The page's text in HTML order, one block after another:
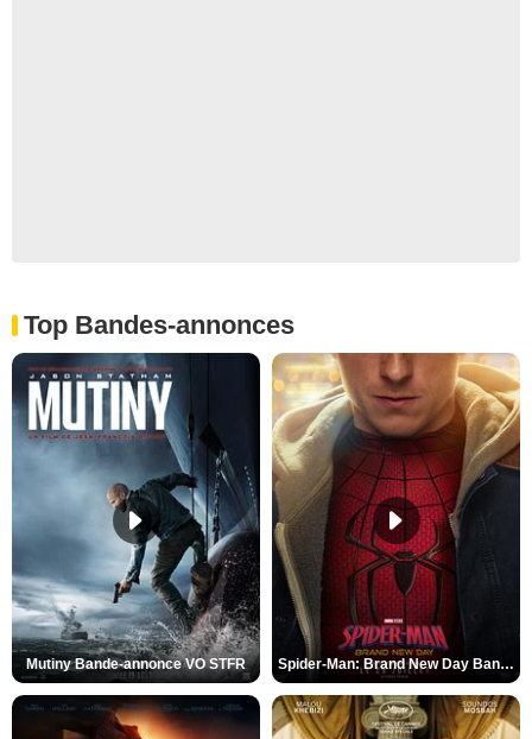
Top Bandes-annonces
Mutiny Bande-annonce VO STFR Spider-Man: Brand New Day Bande-annonce VO STFR